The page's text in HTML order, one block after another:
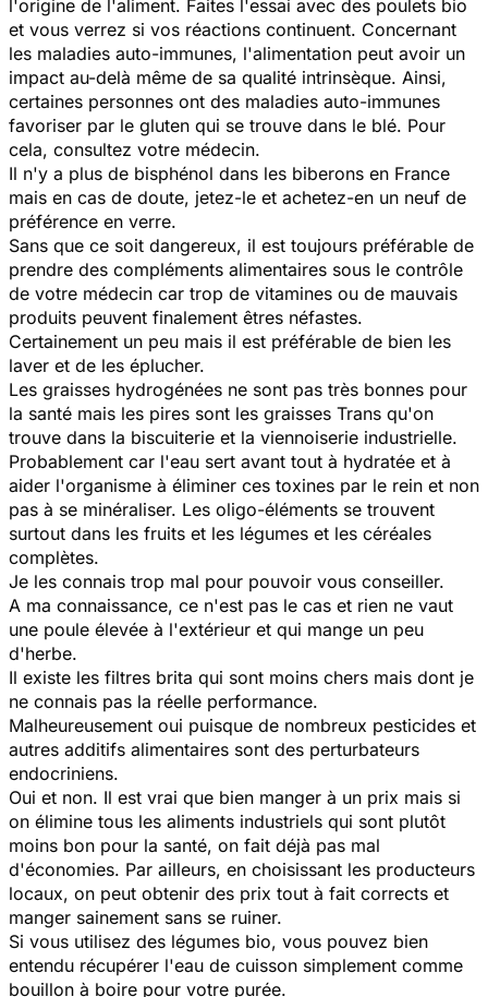
l'origine de l'aliment. Faites l'essai avec des poulets bio
et vous verrez si vos réactions continuent. Concernant
les maladies auto-immunes, l'alimentation peut avoir un
impact au-delà même de sa qualité intrinsèque. Ainsi,
certaines personnes ont des maladies auto-immunes
favoriser par le gluten qui se trouve dans le blé. Pour
cela, consultez votre médecin.
Il n'y a plus de bisphénol dans les biberons en France
mais en cas de doute, jetez-le et achetez-en un neuf de
préférence en verre.
Sans que ce soit dangereux, il est toujours préférable de
prendre des compléments alimentaires sous le contrôle
de votre médecin car trop de vitamines ou de mauvais
produits peuvent finalement êtres néfastes.
Certainement un peu mais il est préférable de bien les
laver et de les éplucher.
Les graisses hydrogénées ne sont pas très bonnes pour
la santé mais les pires sont les graisses Trans qu'on
trouve dans la biscuiterie et la viennoiserie industrielle.
Probablement car l'eau sert avant tout à hydratée et à
aider l'organisme à éliminer ces toxines par le rein et non
pas à se minéraliser. Les oligo-éléments se trouvent
surtout dans les fruits et les légumes et les céréales
complètes.
Je les connais trop mal pour pouvoir vous conseiller.
A ma connaissance, ce n'est pas le cas et rien ne vaut
une poule élevée à l'extérieur et qui mange un peu
d'herbe.
Il existe les filtres brita qui sont moins chers mais dont je
ne connais pas la réelle performance.
Malheureusement oui puisque de nombreux pesticides et
autres additifs alimentaires sont des perturbateurs
endocriniens.
Oui et non. Il est vrai que bien manger à un prix mais si
on élimine tous les aliments industriels qui sont plutôt
moins bon pour la santé, on fait déjà pas mal
d'économies. Par ailleurs, en choisissant les producteurs
locaux, on peut obtenir des prix tout à fait corrects et
manger sainement sans se ruiner.
Si vous utilisez des légumes bio, vous pouvez bien
entendu récupérer l'eau de cuisson simplement comme
bouillon à boire pour votre purée.